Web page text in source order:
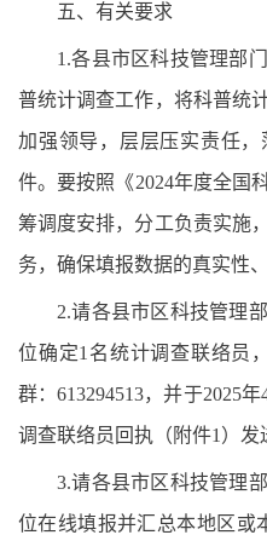
五、有关要求
1.各县市区科技管理部
普统计调查工作，将科普统
加强领导，层层压实责任
件。要按照《2024年度全国
筹调度安排，分工负责实施
务，确保填报数据的真实
2.请各县市区科技管理
位确定1名统计调查联络员
群：613294513，并于2025
调查联络员回执（附件1）发
3.请各县市区科技管理
位在线填报并汇总本地区或